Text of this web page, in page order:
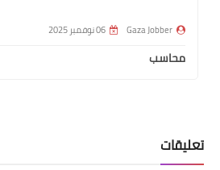
Gaza Jobber 06 نوفمبر 2025
محاسب
تعليقات